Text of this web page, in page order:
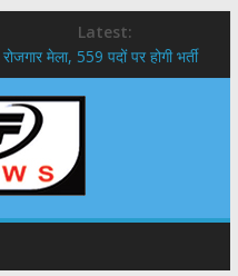
Latest:
मेला, 559 पदों पर होगी भर्ती
में अनुसंधान संरचना होगी सुदृढ,उच्च
शिक्षा मंत्री से की मुलाकात
भेंट,उत्तराखण्ड में एनसीसी के
पर हुई महत्वपूर्ण चर्चा
के लिए 25 बड़े प्रस्तावों को मिली
का निस्तारण